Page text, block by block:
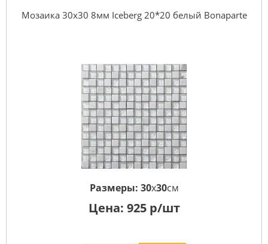
Мозаика 30x30 8мм Iceberg 20*20 белый Bonaparte
Размеры: 30x30см
Цена: 925р/шт